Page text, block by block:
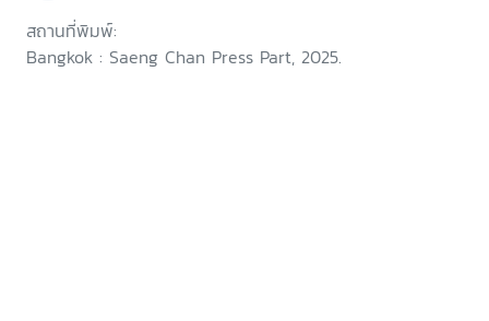
สถานที่พิมพ์:
Bangkok : Saeng Chan Press Part, 2025.